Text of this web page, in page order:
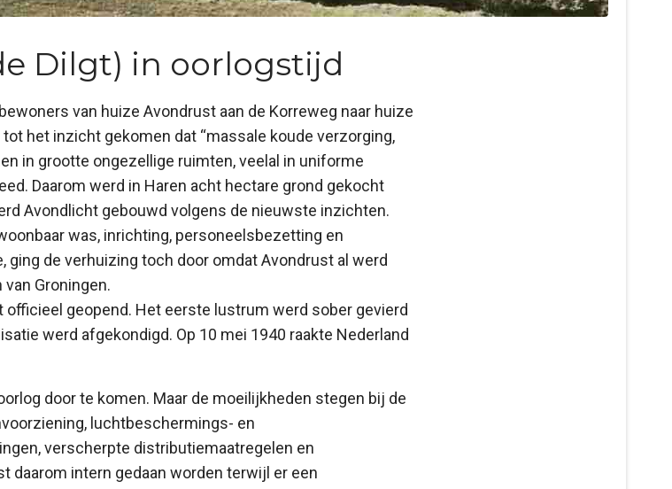
Dilgt) in oorlogstijd
van huize Avondrust aan de Korreweg naar huize
het inzicht gekomen dat “massale koude verzorging,
in grootte ongezellige ruimten, veelal in uniforme
Daarom werd in Haren acht hectare grond gekocht
Avondlicht gebouwd volgens de nieuwste inzichten.
was, inrichting, personeelsbezetting en
ging de verhuizing toch door omdat Avondrust al werd
Groningen.
officieel geopend. Het eerste lustrum werd sober gevierd
werd afgekondigd. Op 10 mei 1940 raakte Nederland
door te komen. Maar de moeilijkheden stegen bij de
luchtbeschermings- en
verscherpte distributiemaatregelen en
daarom intern gedaan worden terwijl er een